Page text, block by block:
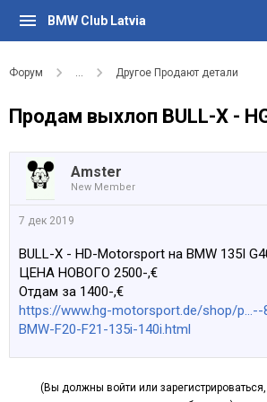
BMW Club Latvia
Форум ... Другое Продают детали
Продам выхлоп BULL-X -
Amster
New Member
7 дек 2019
BULL-X - HD-Motorsport на BMW 135I
ЦЕНА НОВОГО 2500-,€
Отдам за 1400-,€
https://www.hg-motorsport.de/shop/
BMW-F20-F21-135i-140i.html
(Вы должны войти или